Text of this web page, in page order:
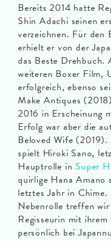
Bereits 2014 hatte
Shin Adachi seinen
verzeichnen. Für den
erhielt er von der
das Beste Drehbuch.
weiteren Boxer Film,
erfolgreich, ebenso
Make Antiques
2016 in Erscheinung
Erfolg war aber die
Beloved Wife
spielt Hiroki Sano,
Hauptrolle in Super
quirlige Hana Amano
letztes Jahr in
Nebenrolle treffen
Regisseurin mit
persönlich bei